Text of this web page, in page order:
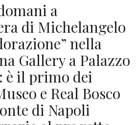
a
di Michelangelo
nella
Gallery a Palazzo
è il primo dei
e Real Bosco
di Napoli